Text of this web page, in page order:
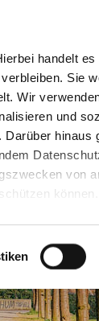
handelt
Sie
Wir
und
Darüber hinaus
von
können.
Auswahl der
werden.